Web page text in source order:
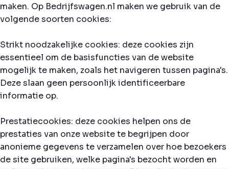
maken. Op Bedrijfswagen.nl maken we gebruik van de
volgende soorten cookies:
Strikt noodzakelijke cookies: deze cookies zijn
essentieel om de basisfuncties van de website
mogelijk te maken, zoals het navigeren tussen pagina's.
Deze slaan geen persoonlijk identificeerbare
informatie op.
Prestatiecookies: deze cookies helpen ons de
prestaties van onze website te begrijpen door
anonieme gegevens te verzamelen over hoe bezoekers
de site gebruiken, welke pagina's bezocht worden en